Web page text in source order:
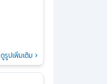
ดูรูปเพิ่มเติม